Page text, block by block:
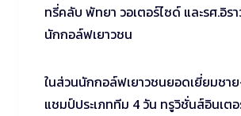
ทรี่คลับ พัทยา วอเตอร์ไซด์ และรศ.อิ
นักกอล์ฟเยาวชน
ในส่วนนักกอล์ฟเยาวชนยอดเยี่ยมช
แชมป์ประเภททีม 4 วัน ทรูวิชั่นส์อินเต